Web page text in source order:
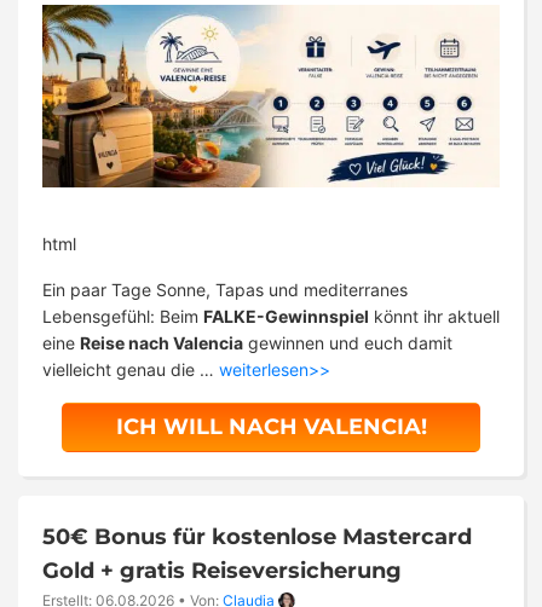
html
Ein paar Tage Sonne, Tapas und mediterranes
Lebensgefühl: Beim FALKE-Gewinnspiel könnt ihr aktuell
eine Reise nach Valencia gewinnen und euch damit
vielleicht genau die … weiterlesen>>
ICH WILL NACH VALENCIA!
50€ Bonus für kostenlose Mastercard
Gold + gratis Reiseversicherung
Erstellt: 06.08.2026 • Von: Claudia